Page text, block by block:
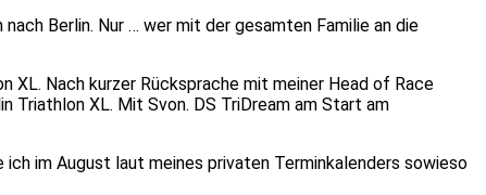
Berlin. Nur … wer mit der gesamten Familie an die
XL. Nach kurzer Rücksprache mit meiner Head of Race
Triathlon XL. Mit Svon. DS TriDream am Start am
im August laut meines privaten Terminkalenders sowieso